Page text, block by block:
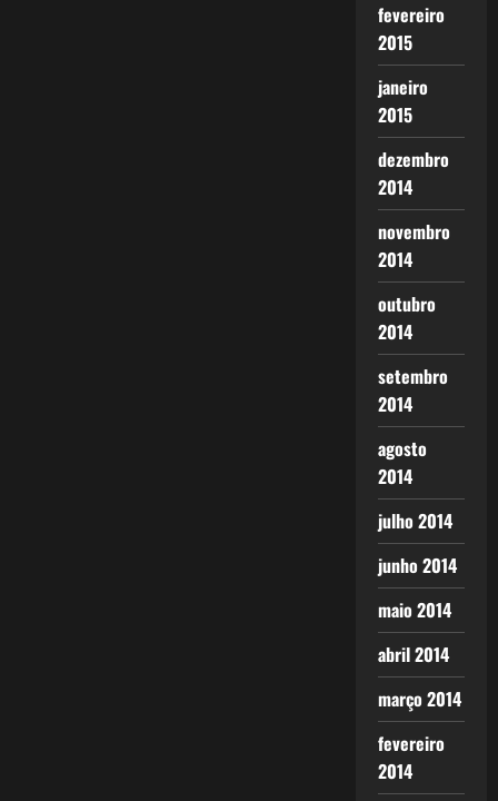
fevereiro
2015
janeiro
2015
dezembro
2014
novembro
2014
outubro
2014
setembro
2014
agosto
2014
julho 2014
junho 2014
maio 2014
abril 2014
março 2014
fevereiro
2014